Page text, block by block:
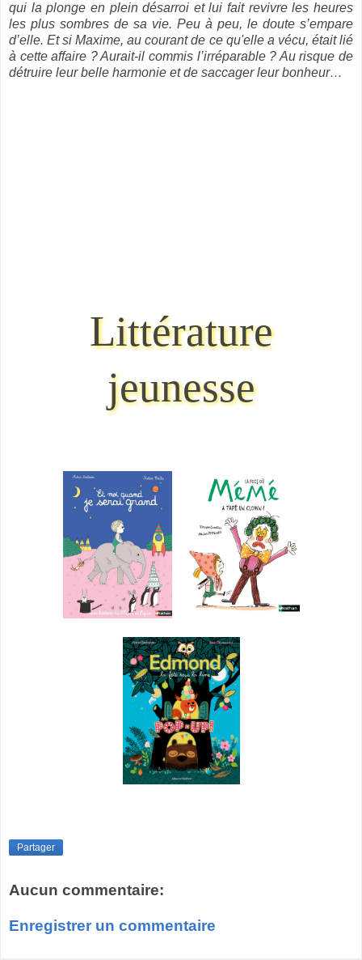
qui la plonge en plein désarroi et lui fait revivre les heures
les plus sombres de sa vie. Peu à peu, le doute s’empare
d’elle. Et si Maxime, au courant de ce qu'elle a vécu, était lié
à cette affaire ? Aurait-il commis l’irréparable ? Au risque de
détruire leur belle harmonie et de saccager leur bonheur…
Littérature
jeunesse
Partager
Aucun commentaire:
Enregistrer un commentaire